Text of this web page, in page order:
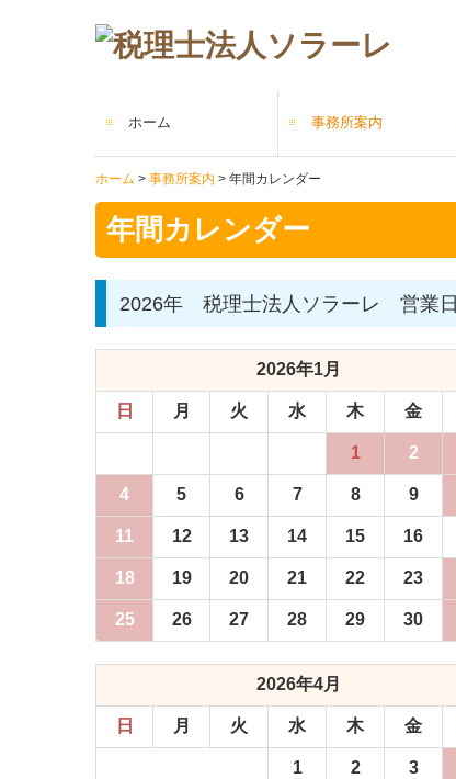
ホーム 事務所案内
概要・アクセス
代表ご挨拶
スタッフ紹介
経営理念
年間カレンダー
ホーム 事務所案内 年間カレンダー
年間カレンダー
2026年 税理士法人ソラーレ 営業日
2026年1月
日 月 火 水 木 金
1 2
4 5 6 7 8 9
11 12 13 14 15 16
18 19 20 21 22 23
25 26 27 28 29 30
2026年4月
日 月 火 水 木 金
1 2 3